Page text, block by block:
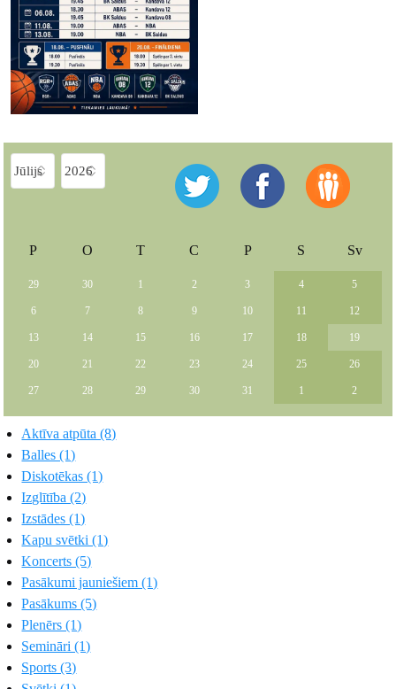
P O T C P S Sv
29 30 1 2 3 4 5
6 7 8 9 10 11 12
13 14 15 16 17 18 19
20 21 22 23 24 25 26
27 28 29 30 31 1 2
Aktīva atpūta (8)
Balles (1)
Diskotēkas (1)
Izglītība (2)
Izstādes (1)
Kapu svētki (1)
Koncerts (5)
Pasākumi jauniešiem (1)
Pasākums (5)
Plenērs (1)
Semināri (1)
Sports (3)